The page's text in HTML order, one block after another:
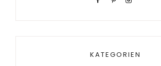
KATEGORIEN